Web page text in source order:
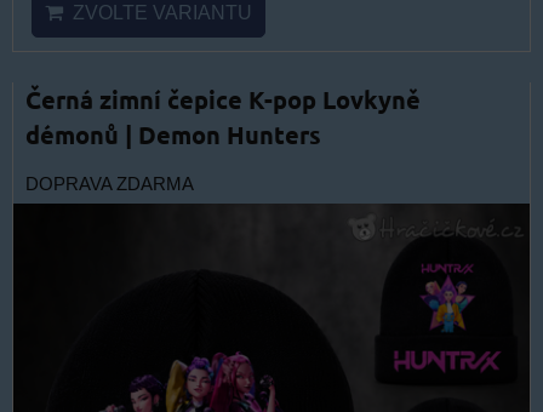
ZVOLTE VARIANTU
Černá zimní čepice K-pop Lovkyně
démonů | Demon Hunters
DOPRAVA ZDARMA